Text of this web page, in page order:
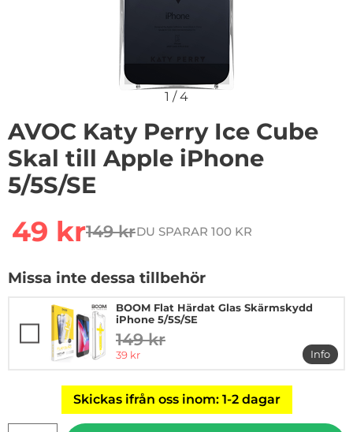
1 /4
AVOC Katy Perry Ice Cube
Skal till Apple iPhone
5/5S/SE
rea pris
49 krtidigare pris
149 krDU SPARAR 100 KR
Missa inte dessa tillbehör
BOOM Flat Härdat Glas Skärmskydd
iPhone 5/5S/SE
tidigare pris
149 kr
rea pris
39 kr
Info
mer
Skickas ifrån oss inom: 1-2 dagar